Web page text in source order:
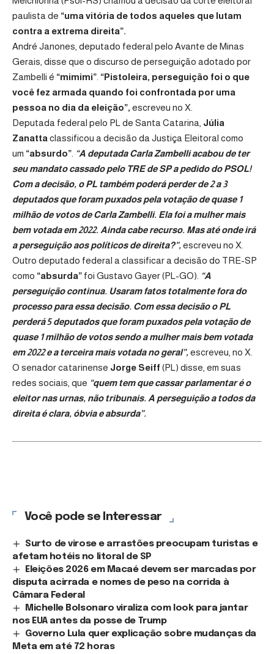
paulista de “uma vitória de todos aqueles que lutam
contra a extrema direita”.
André Janones, deputado federal pelo Avante de Minas
Gerais, disse que o discurso de perseguição adotado por
Zambelli é “mimimi” “Pistoleira, perseguição foi o que
você fez armada quando foi confrontada por uma
pessoa no dia da eleição”, escreveu no X.
Deputada federal pelo PL de Santa Catarina, Júlia
Zanatta classificou a decisão da Justiça Eleitoral como
um “absurdo” “A deputada Carla Zambelli acabou de ter
seu mandato cassado pelo TRE de SP a pedido do PSOL!
Com a decisão, o PL também poderá perder de 2 a 3
deputados que foram puxados pela votação de quase 1
milhão de votos de Carla Zambelli. Ela foi a mulher mais
bem votada em 2022. Ainda cabe recurso. Mas até onde irá
a perseguição aos políticos de direita?”,escreveu no X.
Outro deputado federal a classificar a decisão do TRE-SP
como “absurda” foi Gustavo Gayer (PL-GO). “A
perseguição continua. Usaram fatos totalmente fora do
processo para essa decisão. Com essa decisão o PL
perderá 5 deputados que foram puxados pela votação de
quase 1 milhão de votos sendo a mulher mais bem votada
em 2022 e a terceira mais votada no geral”,escreveu, no X.
O senador catarinense Jorge Seiff (PL) disse, em suas
redes sociais, que “quem tem que cassar parlamentar é o
eleitor nas urnas, não tribunais. A perseguição a todos da
direita é clara, óbvia e absurda”.
Você pode se Interessar
Surto de virose e arrastões preocupam turistas e
afetam hotéis no litoral de SP
Eleições 2026 em Macaé devem ser marcadas por
disputa acirrada e nomes de peso na corrida à
Câmara Federal
Michelle Bolsonaro viraliza com look para jantar
nos EUA antes da posse de Trump
Governo Lula quer explicação sobre mudanças da
Meta em até 72 horas